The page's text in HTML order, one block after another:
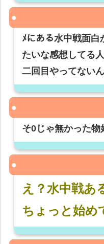
ﾒにある水中戦面
たいな感想してる
二回目やってない
そ0じゃ無かった
え？水中戦あ
ちょっと始め